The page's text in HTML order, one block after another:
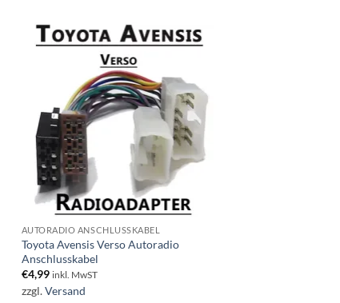
AUTORADIO ANSCHLUSSKABEL
Toyota Avensis Verso Autoradio
Anschlusskabel
€4,99 inkl. MwST
zzgl.Versand